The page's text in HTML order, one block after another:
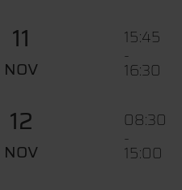
11
NOV
15:45
-
16:30
12
NOV
08:30
-
15:00